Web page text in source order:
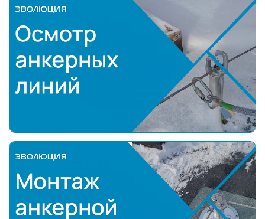
осмотр анкерных линий
Монтаж анкерной линии